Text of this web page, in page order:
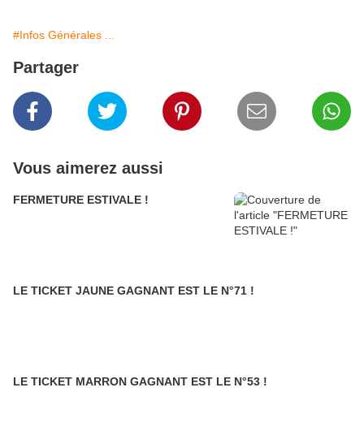
#Infos Générales ...
Partager
Vous aimerez aussi
FERMETURE ESTIVALE !
LE TICKET JAUNE GAGNANT EST LE N°71 !
LE TICKET MARRON GAGNANT EST LE N°53 !